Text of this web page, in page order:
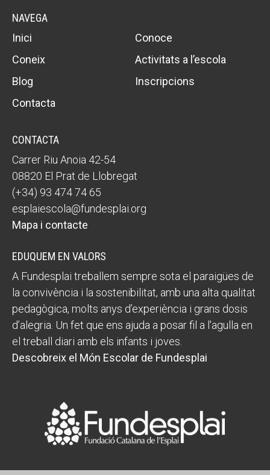
NAVEGA
Inici
Conoce
Coneix
Activitats a l’escola
Blog
Inscripcions
Contacta
CONTACTA
Carrer Riu Anoia 42-54
08820 El Prat de Llobregat
(+34) 93 474 74 65
esplaiescola@fundesplai.org
Mapa i contacte
EDUQUEM EN VALORS
A Fundesplai treballem sempre sota el paraigües de
la convivència i la sostenibilitat, amb una alta qualitat
pedagògica, molts anys d’experiència i grans dosis
d’alegria. Un fet que ens ajuda a posar fil a l'agulla en
el treball diari amb els infants i joves.
Descobreix el Món Escolar de Fundesplai